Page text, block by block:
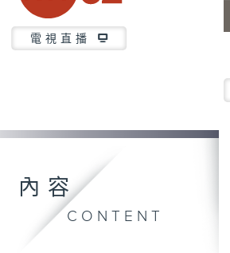
電視直播
內容
CONTENT